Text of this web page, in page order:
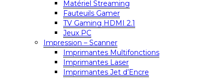
Matériel Streaming
Fauteuils Gamer
TV Gaming HDMI 2.1
Jeux PC
Impression – Scanner
Imprimantes Multifonctions
Imprimantes Laser
Imprimantes Jet d’Encre